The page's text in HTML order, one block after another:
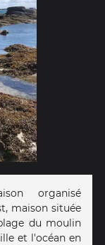
organisé
maison située
du moulin
et l'océan en